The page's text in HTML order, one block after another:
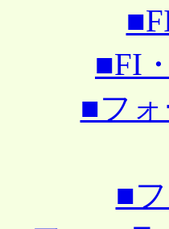
■FI
■フ
■